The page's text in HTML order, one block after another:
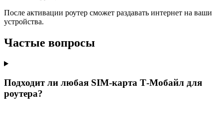
После активации роутер сможет раздавать интернет на ваши
устройства.
Частые вопросы
Подходит ли любая SIM-карта Т‑Мобайл для
роутера?